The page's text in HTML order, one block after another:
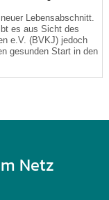
Lebensabschnitt.
es aus Sicht des
e.V. (BVKJ) jedoch
gesunden Start in den
Netz